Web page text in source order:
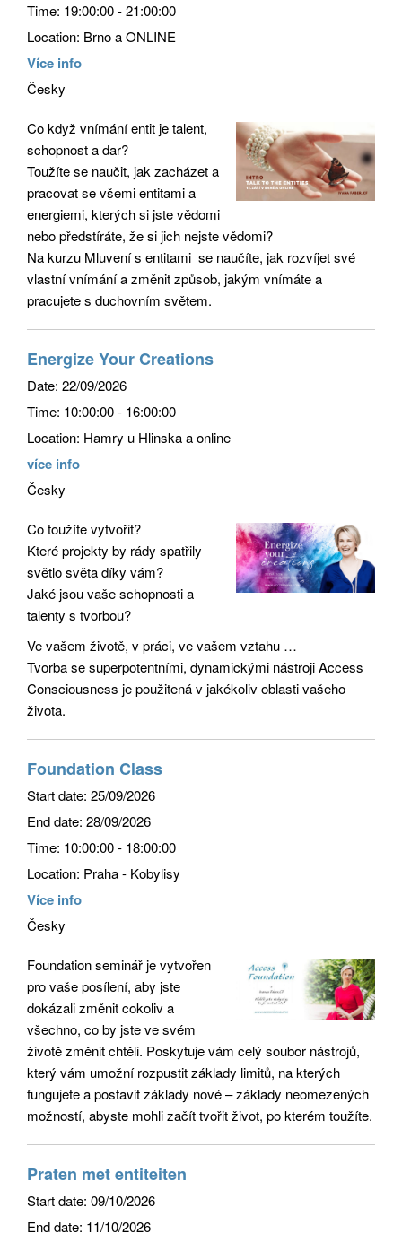
Time: 19:00:00 - 21:00:00
Location: Brno a ONLINE
Více info
Česky
Co když vnímání entit je talent,
schopnost a dar?
Toužíte se naučit, jak zacházet a
pracovat se všemi entitami a
energiemi, kterých si jste vědomi
nebo předstíráte, že si jich nejste vědomi?
Na kurzu Mluvení s entitami se naučíte, jak rozvíjet své
vlastní vnímání a změnit způsob, jakým vnímáte a
pracujete s duchovním světem.
Energize Your Creations
Date: 22/09/2026
Time: 10:00:00 - 16:00:00
Location: Hamry u Hlinska a online
více info
Česky
Co toužíte vytvořit?
Které projekty by rády spatřily
světlo světa díky vám?
Jaké jsou vaše schopnosti a
talenty s tvorbou?
Ve vašem životě, v práci, ve vašem vztahu …
Tvorba se superpotentními, dynamickými nástroji Access
Consciousness je použitená v jakékoliv oblasti vašeho
života.
Foundation Class
Start date: 25/09/2026
End date: 28/09/2026
Time: 10:00:00 - 18:00:00
Location: Praha - Kobylisy
Více info
Česky
Foundation seminář je vytvořen
pro vaše posílení, aby jste
dokázali změnit cokoliv a
všechno, co by jste ve svém
životě změnit chtěli. Poskytuje vám celý soubor nástrojů,
který vám umožní rozpustit základy limitů, na kterých
fungujete a postavit základy nové – základy neomezených
možností, abyste mohli začít tvořit život, po kterém toužíte.
Praten met entiteiten
Start date: 09/10/2026
End date: 11/10/2026